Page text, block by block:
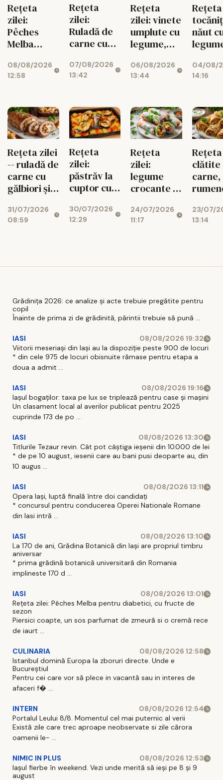
Rețeta
zilei:
Pêches
Melba
diabetici,
cu fructe
08/08/2026
12:58
Rețeta
zilei:
Ruladă de
carne cu
dovlecei și
mozzarella
07/08/2026
13:42
Rețeta
zilei: vinete
umplute cu
legume,
de post
06/08/2026
13:44
năut
04/08/
14:16
Rețeta zilei
-- ruladă de
carne cu
gălbiori și
31/07/2026
08:59
Rețeta
zilei:
păstrăv la
cuptor cu
vară
30/07/2026
12:29
Rețeta
zilei:
legume
crocante în
gata rapid
24/07/2026
11:17
clătite
carne,
23/07/
13:14
Grădinița 2026: ce analize și acte trebuie pregătite pentru
copil
Înainte de prima zi de grădinită, părintii trebuie să pună ...
IASI
08/08/2026 19:32
Viitorii meseriași din Iași au la dispoziție peste 900 de locuri
* din cele 975 de locuri obisnuite rămase pentru etapa a
doua a admit ...
IASI
08/08/2026 19:16
Iașul bogaților: taxa pe lux se triplează pentru case și mașini
Un clasament local al averilor publicat pentru 2025
cuprinde 173 de po ...
IASI
08/08/2026 13:30
Titlurile Tezaur revin. Cât pot câștiga ieșenii din 10.000 de lei
* de pe 10 august, iesenii care au bani pusi deoparte au, din
10 augus ...
IASI
08/08/2026 13:11
Opera Iași, luptă finală între doi candidați
* concursul pentru conducerea Operei Nationale Romane
din Iasi intră ...
IASI
08/08/2026 13:10
La 170 de ani, Grădina Botanică din Iași are propriul timbru
aniversar
* prima grădină botanică universitară din Romania
implineste 170 d ...
IASI
08/08/2026 13:01
Rețeta zilei: Pêches Melba pentru diabetici, cu fructe de
sezon
Piersici coapte, un sos parfumat de zmeură si o cremă rece
de iaurt ...
CULINARIA
08/08/2026 12:58
Istanbul domină Europa la zboruri directe. Unde e
Bucureștiul
Pentru cei care vor să plece in vacantă sau in interes de
afaceri f� ...
INTERN
08/08/2026 12:54
Portalul Leului 8/8. Momentul cel mai puternic al verii
Există zile care trec aproape neobservate si zile cărora
oamenii le- ...
NIMIC IN PLUS
08/08/2026 12:53
Iașul fierbe în weekend. Vezi unde merită să ieși pe 8 și 9
august